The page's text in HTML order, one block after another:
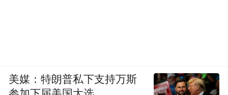
美媒：特朗普私下支持万斯